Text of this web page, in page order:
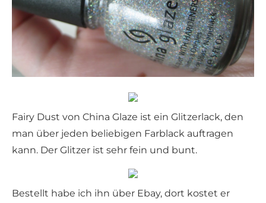
Fairy Dust von China Glaze ist ein Glitzerlack, den
man über jeden beliebigen Farblack auftragen
kann. Der Glitzer ist sehr fein und bunt.
Bestellt habe ich ihn über Ebay, dort kostet er